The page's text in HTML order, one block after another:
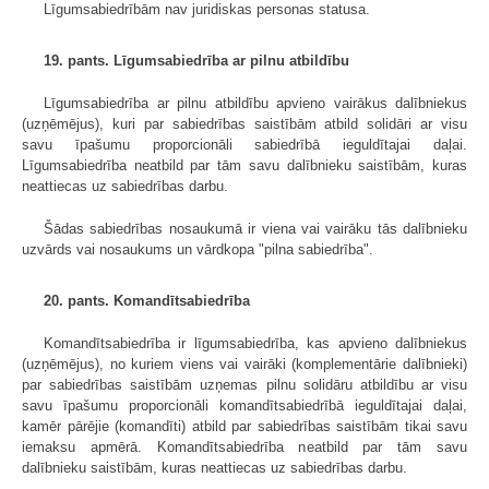
Līgumsabiedrībām nav juridiskas personas statusa.
19. pants. Līgumsabiedrība ar pilnu atbildību
Līgumsabiedrība ar pilnu atbildību apvieno vairākus dalībniekus
(uzņēmējus), kuri par sabiedrības saistībām atbild solidāri ar visu
savu īpašumu proporcionāli sabiedrībā ieguldītajai daļai.
Līgumsabiedrība neatbild par tām savu dalībnieku saistībām, kuras
neattiecas uz sabiedrības darbu.
Šādas sabiedrības nosaukumā ir viena vai vairāku tās dalībnieku
uzvārds vai nosaukums un vārdkopa "pilna sabiedrība".
20. pants. Komandītsabiedrība
Komandītsabiedrība ir līgumsabiedrība, kas apvieno dalībniekus
(uzņēmējus), no kuriem viens vai vairāki (komplementārie dalībnieki)
par sabiedrības saistībām uzņemas pilnu solidāru atbildību ar visu
savu īpašumu proporcionāli komandītsabiedrībā ieguldītajai daļai,
kamēr pārējie (komandīti) atbild par sabiedrības saistībām tikai savu
iemaksu apmērā. Komandītsabiedrība neatbild par tām savu
dalībnieku saistībām, kuras neattiecas uz sabiedrības darbu.